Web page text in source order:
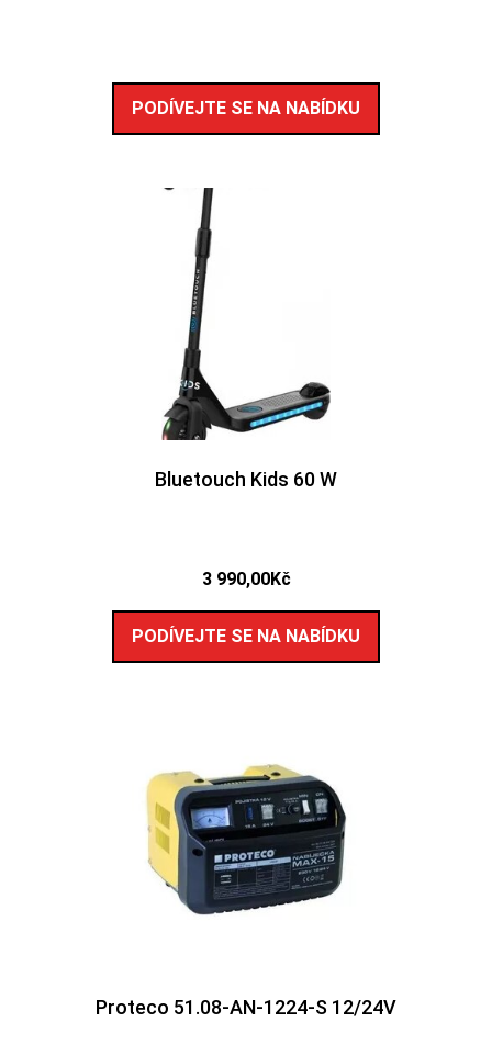
PODÍVEJTE SE NA NABÍDKU
Bluetouch Kids 60 W
3 990,00Kč
PODÍVEJTE SE NA NABÍDKU
Proteco 51.08-AN-1224-S 12/24V